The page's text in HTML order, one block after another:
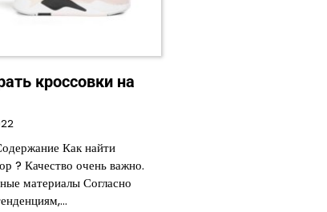
кроссовки на
Как найти
? Качество очень важно.
материалы Согласно